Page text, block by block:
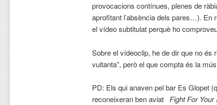
provocacions contínues, plenes de
aprofitant l’absència dels pares…). En
el vídeo subtitulat perquè ho
Sobre el vídeoclip, he de dir que no és
vuitanta”, però el que compta és la
PD: Els qui anaven pel bar Es Glopet
reconeixeran ben aviat Fight For Your